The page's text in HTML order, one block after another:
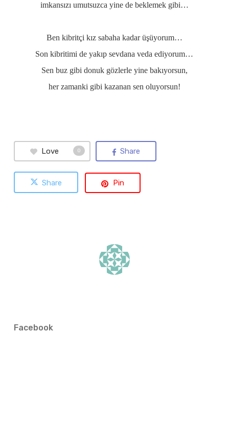
imkansızı umutsuzca yine de beklemek gibi…
Ben kibritçi kız sabaha kadar üşüyorum…
Son kibritimi de yakıp sevdana veda ediyorum…
Sen buz gibi donuk gözlerle yine bakıyorsun,
her zamanki gibi kazanan sen oluyorsun!
Love 0 Share
Share Pin
Facebook